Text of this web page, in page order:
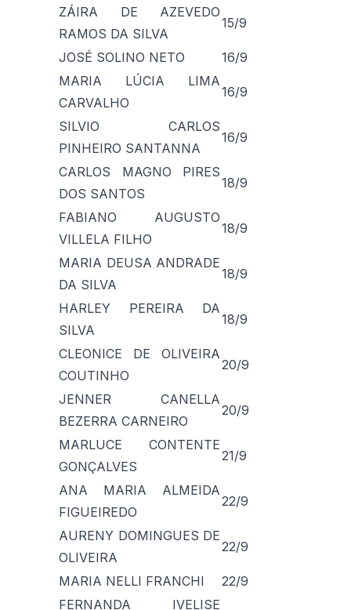
ZÁIRA DE AZEVEDO
RAMOS DA SILVA
15/9
JOSÉ SOLINO NETO
16/9
MARIA LÚCIA LIMA
CARVALHO
16/9
SILVIO CARLOS
PINHEIRO SANTANNA
16/9
CARLOS MAGNO PIRES
DOS SANTOS
18/9
FABIANO AUGUSTO
VILLELA FILHO
18/9
MARIA DEUSA ANDRADE
DA SILVA
18/9
HARLEY PEREIRA DA
SILVA
18/9
CLEONICE DE OLIVEIRA
COUTINHO
20/9
JENNER CANELLA
BEZERRA CARNEIRO
20/9
MARLUCE CONTENTE
GONÇALVES
21/9
ANA MARIA ALMEIDA
FIGUEIREDO
22/9
AURENY DOMINGUES DE
OLIVEIRA
22/9
MARIA NELLI FRANCHI
22/9
FERNANDA IVELISE